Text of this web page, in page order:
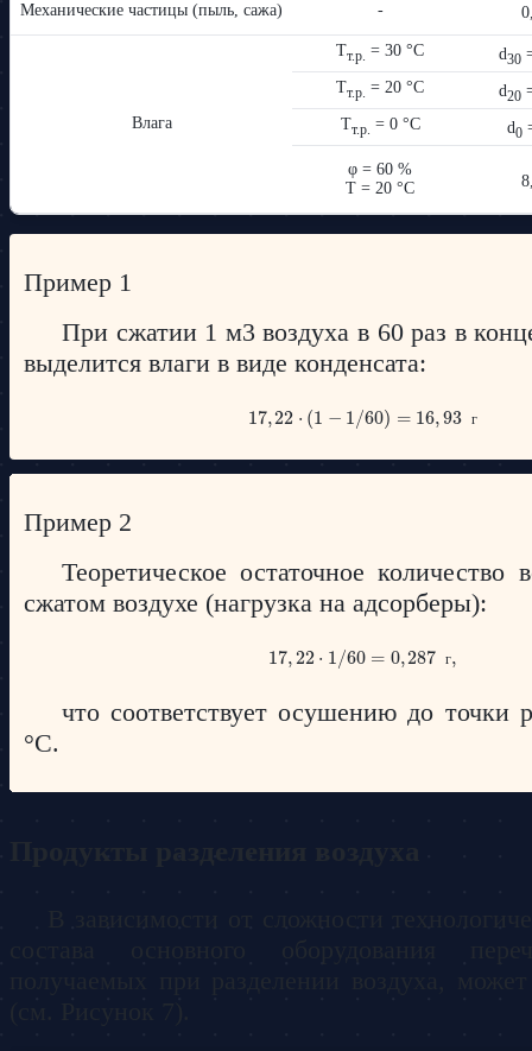
Механические частицы (пыль, сажа) -
Влага
Tт.р. = 30 °С d30
Tт.р. = 20 °С d20
Tт.р. = 0 °С d0
φ = 60 %
T = 20 °С
Пример 1
При сжатии 1 м3 воздуха в 60 раз в
выделится влаги в виде конденсата:
17,22 ⋅ (1 − 1/60) = 16,93 г
17,22 ⋅(1 −1/60) =16,93
Пример 2
Теоретическое остаточное количество
сжатом воздухе (нагрузка на адсорберы):
17,22 ⋅ 1/60 = 0,287 г,
17,22 ⋅1/60 =0,287
что соответствует осушению до точки
°С.